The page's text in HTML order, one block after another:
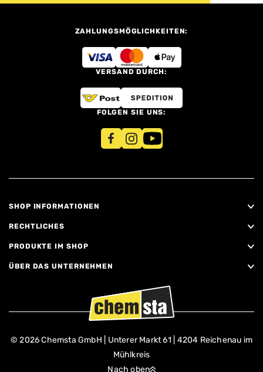
ZAHLUNGSMÖGLICHKEITEN:
VERSAND DURCH:
FOLGEN SIE UNS:
SHOP INFORMATIONEN
RECHTLICHES
PRODUKTE IM SHOP
ÜBER DAS UNTERNEHMEN
© 2026 Chemsta GmbH | Unterer Markt 61 | 4204 Reichenau im
Mühlkreis
Nach oben